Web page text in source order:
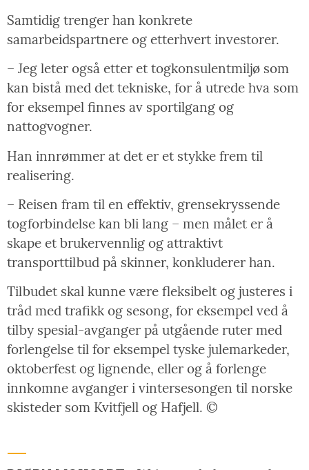
Samtidig trenger han konkrete
samarbeidspartnere og etterhvert investorer.
– Jeg leter også etter et togkonsulentmiljø som
kan bistå med det tekniske, for å utrede hva som
for eksempel finnes av sportilgang og
nattogvogner.
Han innrømmer at det er et stykke frem til
realisering.
– Reisen fram til en effektiv, grensekryssende
togforbindelse kan bli lang – men målet er å
skape et brukervennlig og attraktivt
transporttilbud på skinner, konkluderer han.
Tilbudet skal kunne være fleksibelt og justeres i
tråd med trafikk og sesong, for eksempel ved å
tilby spesial-avganger på utgående ruter med
forlengelse til for eksempel tyske julemarkeder,
oktoberfest og lignende, eller og å forlenge
innkomne avganger i vintersesongen til norske
skisteder som Kvitfjell og Hafjell. ©